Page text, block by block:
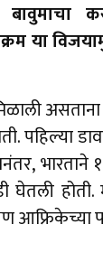
या
पहिल्या
घेतली होती.